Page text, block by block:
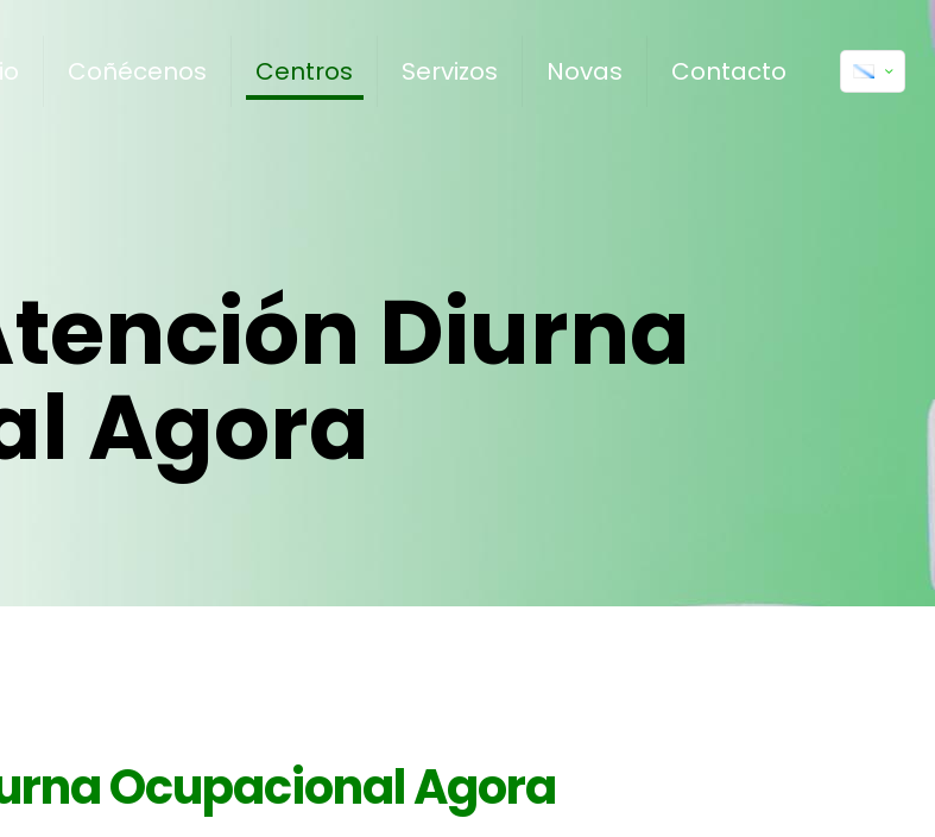
Coñécenos Centros Servizos Novas Contacto
Diurna
Agora
Ocupacional Agora